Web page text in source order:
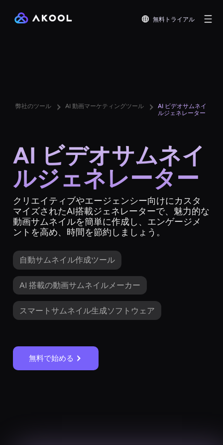
無料トライアル
弊社のツール AI 動画マーケティングツール
AI ビデオサムネイ
ルジェネレーター
AI ビデオサムネイ
ルジェネレーター
クリエイティブやエージェンシー向けにカスタ
マイズされたAI搭載ジェネレーターで、魅力的な
動画サムネイルを簡単に作成し、エンゲージメ
ントを高め、時間を節約しましょう。
自動サムネイル作成ツール
AI 搭載の動画サムネイルメーカー
スマートサムネイル生成ソフトウェア
無料で始める